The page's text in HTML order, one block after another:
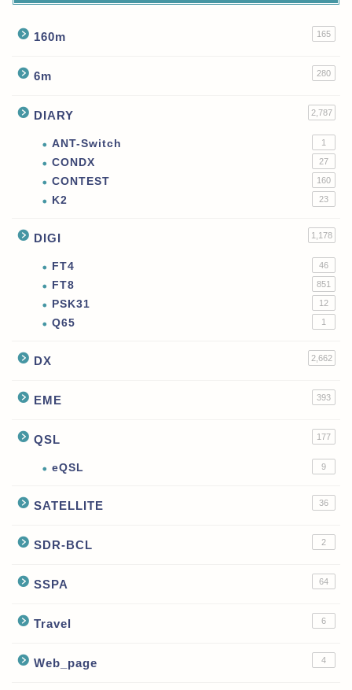
160m 165
6m 280
DIARY 2,787
ANT-Switch 1
CONDX 27
CONTEST 160
K2 23
DIGI 1,178
FT4 46
FT8 851
PSK31 12
Q65 1
DX 2,662
EME 393
QSL 177
eQSL 9
SATELLITE 36
SDR-BCL 2
SSPA 64
Travel 6
Web_page 4